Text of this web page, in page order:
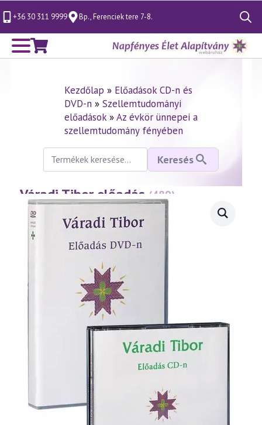
+36 30 311 9999 Bp., Ferenciek tere 7-8.
Search
for:
Kezdőlap » Előadások CD-n és
DVD-n» Szellemtudományi
előadások»Az évkör ünnepei a
szellemtudomány fényében
Keresés
következőre:
Keresés
Váradi Tibor előadás (489)
Pünkösd misztériuma
(2008.05.08.)